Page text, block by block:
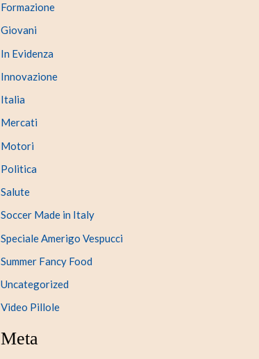
Formazione
Giovani
In Evidenza
Innovazione
Italia
Mercati
Motori
Politica
Salute
Soccer Made in Italy
Speciale Amerigo Vespucci
Summer Fancy Food
Uncategorized
Video Pillole
Meta